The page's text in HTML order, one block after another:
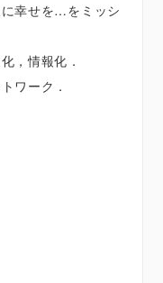
幸せを…をミッシ
，情報化．
ワーク．